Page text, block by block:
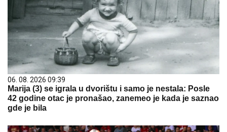
06. 08. 2026 09:39
Marija (3) se igrala u dvorištu i samo je nestala: Posle
42 godine otac je pronašao, zanemeo je kada je saznao
gde je bila